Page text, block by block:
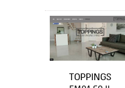
TOPPINGS